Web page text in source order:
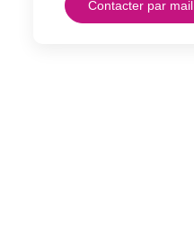
Contacter par mail